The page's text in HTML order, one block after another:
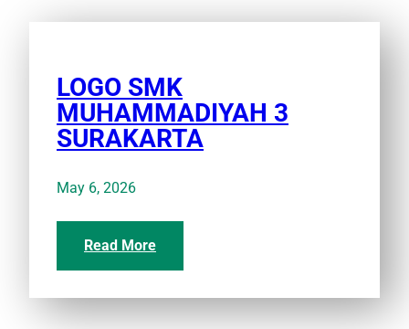
LOGO SMK
MUHAMMADIYAH 3
SURAKARTA
May 6, 2026
Read More